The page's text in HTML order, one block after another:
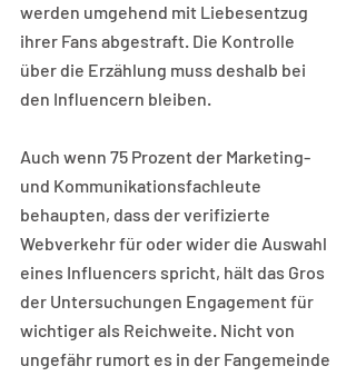
werden umgehend mit Liebesentzug
ihrer Fans abgestraft. Die Kontrolle
über die Erzählung muss deshalb bei
den Influencern bleiben.
Auch wenn 75 Prozent der Marketing-
und Kommunikationsfachleute
behaupten, dass der verifizierte
Webverkehr für oder wider die Auswahl
eines Influencers spricht, hält das Gros
der Untersuchungen Engagement für
wichtiger als Reichweite. Nicht von
ungefähr rumort es in der Fangemeinde